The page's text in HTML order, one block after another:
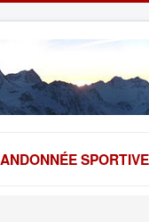
SPORTIVE